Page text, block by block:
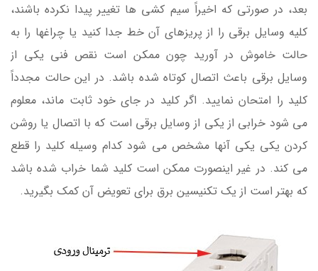
بعد، در صورتی که اخیراً سیم کشی ها تغییر پیدا نکرده باشند،
کلیه وسایل برقی را از پریزهای آن خط جدا کنید یا چراغها را به
حالت خاموش در آورید چون ممکن است نقص فنی یکی از
وسایل برقی باعث اتصال کوتاه شده باشد. در این حالت مجدداً
کلید را امتحان نمایید. اگر کلید در جای خود ثابت ماند، معلوم
می شود خرابی از یکی از وسایل برقی است که با اتصال یا روشن
کردن یکی یکی آنها مشخص می شود کدام وسیله کلید را قطع
می کند. در غیر اینصورت ممکن است کلید شما خراب شده باشد
که بهتر است از یک تکنیسین برق برای تعویض آن کمک بگیرید.